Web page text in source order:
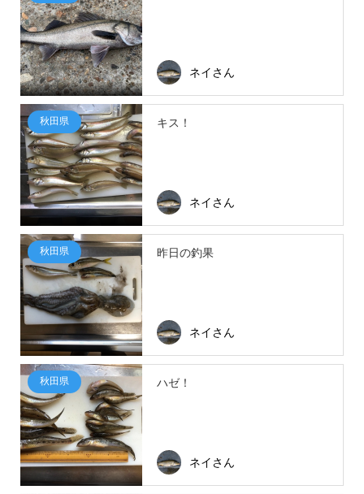
ネイさん
秋田県 キス！
ネイさん
秋田県 昨日の釣果
ネイさん
秋田県 ハゼ！
ネイさん